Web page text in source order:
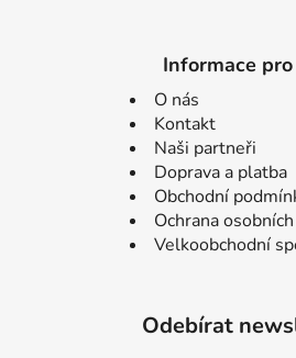
Informace pro
O nás
Kontakt
Naši partneři
Doprava a platba
Obchodní
Ochrana
Velkoobchodní
Odebírat